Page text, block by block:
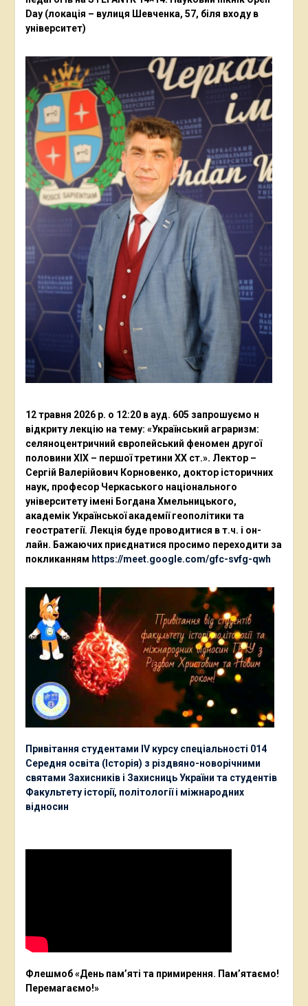
Day (локація – вулиця Шевченка, 57, біля входу в
університет)
12 травня 2026 р. о 12:20 в ауд. 605 запрошуємо н
відкриту лекцію на тему: «Український аграризм:
селяноцентричний європейський феномен другої
половини ХІХ – першої третини ХХ ст.». Лектор –
Сергій Валерійович Корновенко, доктор історичних
наук, професор Черкаського національного
університету імені Богдана Хмельницького,
академік Української академії геополітики та
геостратегії. Лекція буде проводитися в т.ч. і он-
лайн. Бажаючих приєднатися просимо переходити за
покликанням https://meet.google.com/gfc-svfg-qwh
Привітання студентами ІV курсу спеціальності 014
Середня освіта (Історія) з різдвяно-новорічними
святами Захисників і Захисниць України та студентів
Факультету історії, політології і міжнародних
відносин
Флешмоб «День пам’яті та примирення. Пам’ятаємо!
Перемагаємо!»